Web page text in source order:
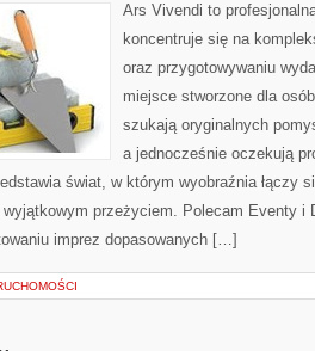
Ars Vivendi to
koncentruje się na
oraz przygotowywaniu
miejsce stworzone dla
szukają oryginalnych
a jednocześnie oczekują
świat, w którym wyobraźnia łączy
przeżyciem. Polecam Eventy i
imprez dopasowanych […]